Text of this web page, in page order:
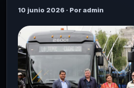
10 junio 2026 · Por admin